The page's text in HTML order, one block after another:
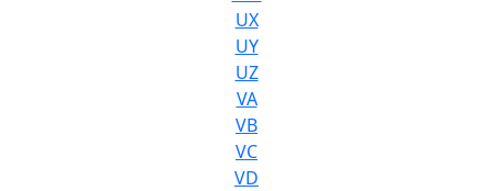
UX
UY
UZ
VA
VB
VC
VD